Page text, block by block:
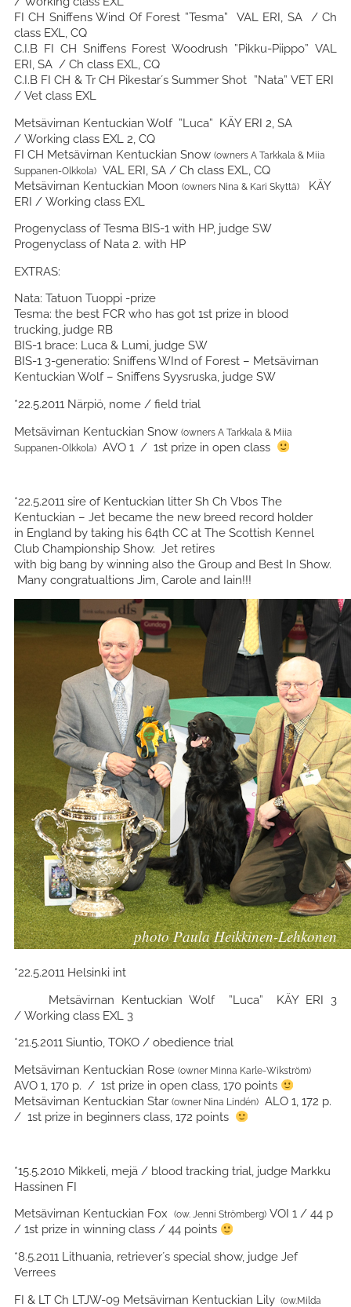
FI CH Sniffens Wind Of Forest ”Tesma” VAL ERI, SA / Ch
class EXL, CQ
C.I.B FI CH Sniffens Forest Woodrush ”Pikku-Piippo” VAL
ERI, SA / Ch class EXL, CQ
C.I.B FI CH & Tr CH Pikestar´s Summer Shot ”Nata” VET ERI
/ Vet class EXL
Metsävirnan Kentuckian Wolf ”Luca” KÄY ERI 2, SA
/ Working class EXL 2, CQ
FI CH Metsävirnan Kentuckian Snow (owners A Tarkkala & Miia
Suppanen-Olkkola) VAL ERI, SA / Ch class EXL, CQ
Metsävirnan Kentuckian Moon (owners Nina & Kari Skyttä)
KÄY
ERI / Working class EXL
Progenyclass of Tesma BIS-1 with HP, judge SW
Progenyclass of Nata 2. with HP
EXTRAS:
Nata: Tatuon Tuoppi -prize
Tesma: the best FCR who has got 1st prize in blood
trucking, judge RB
BIS-1 brace: Luca & Lumi, judge SW
BIS-1 3-generatio: Sniffens WInd of Forest – Metsävirnan
Kentuckian Wolf – Sniffens Syysruska, judge SW
*22.5.2011 Närpiö, nome / field trial
Metsävirnan Kentuckian Snow (owners A Tarkkala & Miia
Suppanen-Olkkola) AVO 1 / 1st prize in open class
*22.5.2011 sire of Kentuckian litter Sh Ch Vbos The
Kentuckian – Jet became the new breed record holder
in England by taking his 64th CC at The Scottish Kennel
Club Championship Show. Jet retires
with big bang by winning also the Group and Best In Show.
Many congratualtions Jim, Carole and Iain!!!
*22.5.2011 Helsinki int
Metsävirnan Kentuckian Wolf ”Luca” KÄY ERI 3
/ Working class EXL 3
*21.5.2011 Siuntio, TOKO / obedience trial
Metsävirnan Kentuckian Rose (owner Minna Karle-Wikström)
AVO 1, 170 p. / 1st prize in open class, 170 points
Metsävirnan Kentuckian Star (owner Nina Lindén) ALO 1, 172 p.
/ 1st prize in beginners class, 172 points
*15.5.2010 Mikkeli, mejä / blood tracking trial, judge Markku
Hassinen FI
Metsävirnan Kentuckian Fox (ow. Jenni Strömberg) VOI 1 / 44 p
/ 1st prize in winning class / 44 points
*8.5.2011 Lithuania, retriever´s special show, judge Jef
Verrees
FI & LT Ch LTJW-09 Metsävirnan Kentuckian Lily (ow.Milda